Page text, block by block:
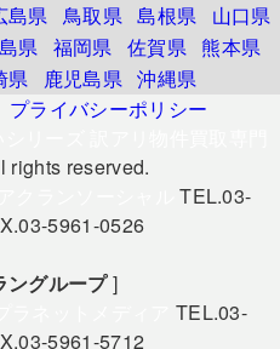
島県 鳥取県 島根県
山口県
県 福岡県 佐賀県 熊本県
県 鹿児島県 沖縄県
プライバシーポリシー
rights reserved.
TEL.03-
5961-0526
ングループ]
TEL.03-
5961-5712